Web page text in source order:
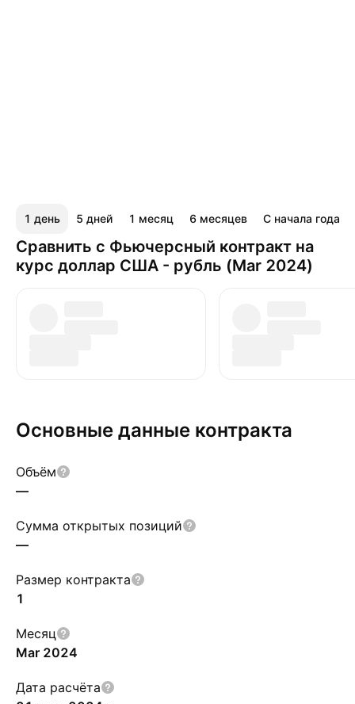
1 день 5 дней 1 месяц 6 месяцев С начала года
Сравнить с Фьючерсный контракт на
курс доллар США - рубль (Mar 2024)
Основные данные контракта
Объём
—
Сумма открытых позиций
—
Размер контракта
1
Месяц
Mar 2024
Дата расчёта